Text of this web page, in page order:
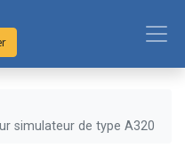
simulateur de type A320